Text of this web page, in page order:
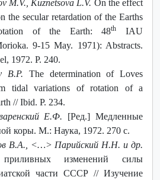
M.V., Kuznetsova L.V. On the effect
the secular retardation of the Earths
of the Earth: 48th
IAU
9-15 May. 1971): Abstracts.
1972. P. 240.
B.P. The determination of Loves
tidal variations of rotation of a
// Ibid. P. 234.
Е.Ф. [Ред.] Медленные
коры. М.: Наука, 1972. 270 с.
В.А., <…> Парийский Н.Н. и др.
приливных изменений силы
части СССР // Изучение